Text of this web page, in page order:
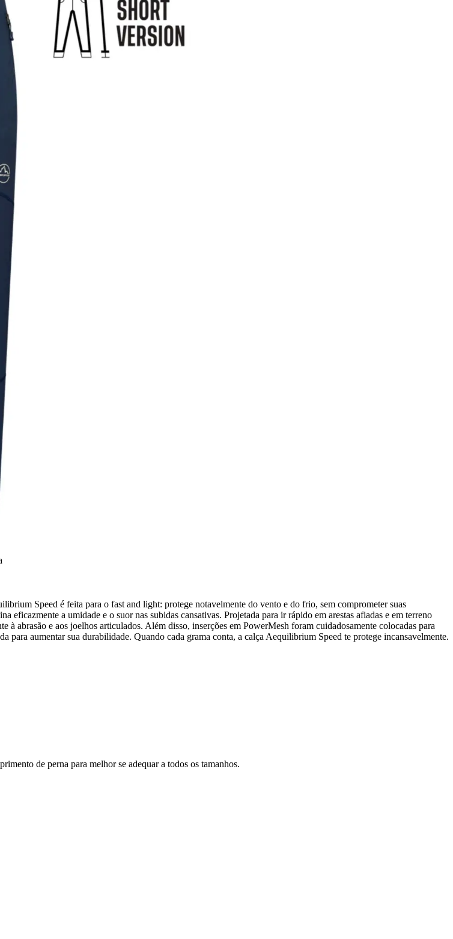
Speed é feita para o fast and light: protege notavelmente do vento e do frio, sem comprometer suas
eficazmente a umidade e o suor nas subidas cansativas. Projetada para ir rápido em arestas afiadas e em terreno
abrasão e aos joelhos articulados. Além disso, inserções em PowerMesh foram cuidadosamente colocadas para
aumentar sua durabilidade. Quando cada grama conta, a calça Aequilibrium Speed te protege incansavelmente.
de perna para melhor se adequar a todos os tamanhos.